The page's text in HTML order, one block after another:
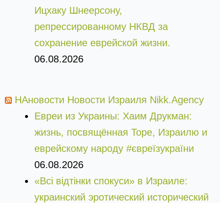
Ицхаку Шнеерсону,
репрессированному НКВД за
сохранение еврейской жизни.
06.08.2026
НАновости Новости Израиля Nikk.Agency
Евреи из Украины: Хаим Друкман:
жизнь, посвящённая Торе, Израилю и
еврейскому народу #євреїзукраїни
06.08.2026
«Всі відтінки спокуси» в Израиле:
украинский эротический исторический